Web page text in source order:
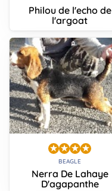
Philou de l'echo de
l'argoat
BEAGLE
Nerra De Lahaye
D'agapanthe